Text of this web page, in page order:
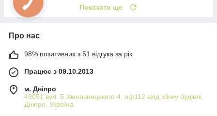
Показати ще
Про нас
98% позитивних з 51 відгука за рік
Працює з 09.10.2013
м. Дніпро
49051 вул. Б.Хмельницького 4, оф112 вхід збоку будівлі,
Дніпро, Україна